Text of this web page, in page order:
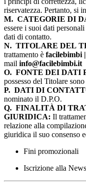
riservatezza. Pertanto, si
M. CATEGORIE DI
essere i suoi dati
dati di contatto.
N. TITOLARE DEL
trattamento è facilebimbi
mail info@facilebimbi.it
O. FONTE DEI DATI
possesso del Titolare
P. DATI DI
nominato il D.P.O.
Q. FINALITÀ DI
GIURIDICA: Il
relazione alla
giuridica il suo consenso
Fini promozionali
Iscrizione alla